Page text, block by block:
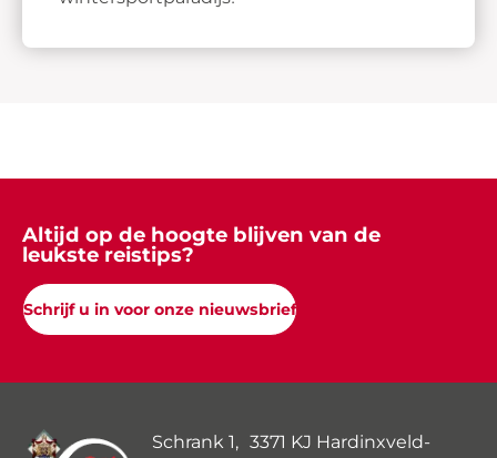
Altijd op de hoogte blijven van de
leukste reistips?
Schrijf u in voor onze nieuwsbrief
Schrank 1, 3371 KJ Hardinxveld-